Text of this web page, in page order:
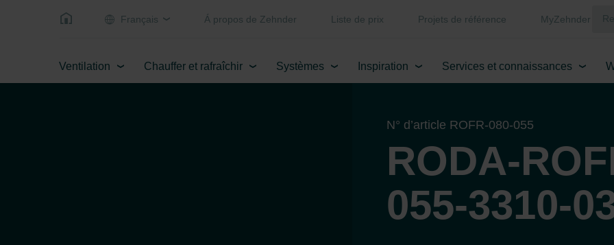
Français Á propos de Zehnder Liste de prix Projets de référence MyZehnder
Ventilation Chauffer et rafraîchir Systèmes Inspiration Services et connaissances
N° d’article ROFR-080-055
RODA-
055-3310-